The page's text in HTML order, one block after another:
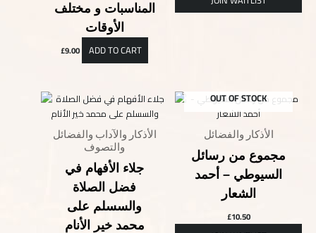
المناسبات و مختلف
الأوقات
£9.00 ADD TO CART
الأذكار والآداب والفضائل
والتصوف
جلاء الأفهام في
فضل الصلاة
والسسلم على
محمد خير الأنام
OUT OF STOCK
الأذكار والفضائل
مجموع من رسائل
السيوطي – أحمد
الشعار
£10.50